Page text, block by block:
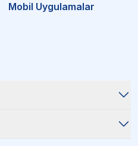
Mobil Uygulamalar